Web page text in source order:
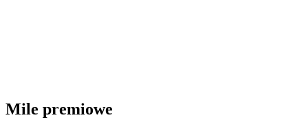
Mile premiowe